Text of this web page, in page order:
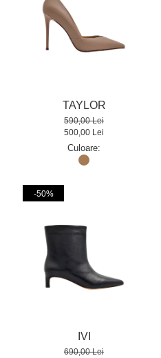
TAYLOR
590,00 Lei
500,00 Lei
Culoare:
-50%
IVI
690,00 Lei